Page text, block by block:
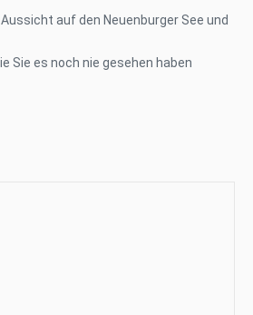
auf den Neuenburger See und
Sie es noch nie gesehen haben